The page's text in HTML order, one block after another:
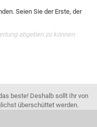
Seien Sie der Erste, der
abgeben zu können.
beste! Deshalb sollt Ihr von
überschüttet werden.